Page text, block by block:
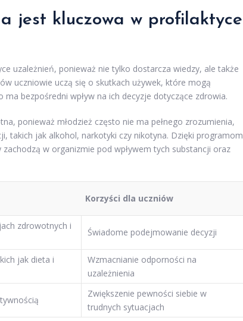
jest kluczowa w profilaktyce
uzależnień, ponieważ nie tylko dostarcza wiedzy, ale także
uczniowie uczą się o skutkach używek, które mogą
bezpośredni wpływ na ich decyzje dotyczące zdrowia.
ponieważ młodzież często nie ma pełnego zrozumienia,
takich jak alkohol, narkotyki czy nikotyna. Dzięki programom
w organizmie pod wpływem tych substancji oraz
Korzyści dla uczniów
zdrowotnych i
Świadome podejmowanie decyzji
jak dieta i
Wzmacnianie odporności na
uzależnienia
Zwiększenie pewności siebie w
trudnych sytuacjach